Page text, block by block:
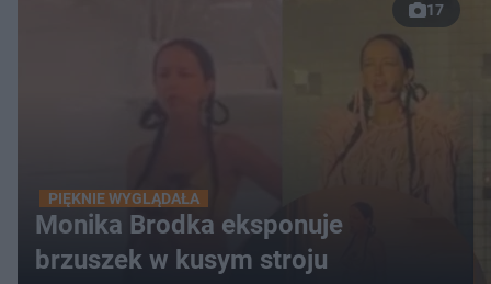
17
PIĘKNIE WYGLĄDAŁA
Monika Brodka eksponuje
brzuszek w kusym stroju